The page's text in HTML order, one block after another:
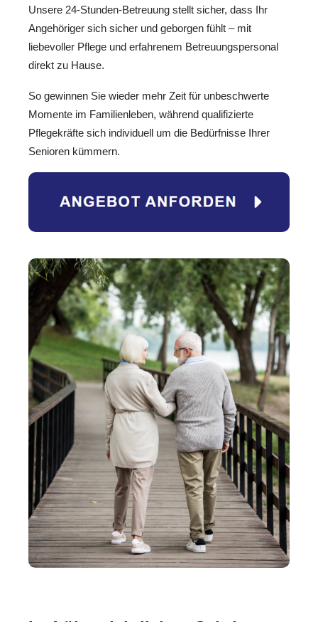
Unsere 24-Stunden-Betreuung stellt sicher, dass Ihr
Angehöriger sich sicher und geborgen fühlt – mit
liebevoller Pflege und erfahrenem Betreuungspersonal
direkt zu Hause.
So gewinnen Sie wieder mehr Zeit für unbeschwerte
Momente im Familienleben, während qualifizierte
Pflegekräfte sich individuell um die Bedürfnisse Ihrer
Senioren kümmern.